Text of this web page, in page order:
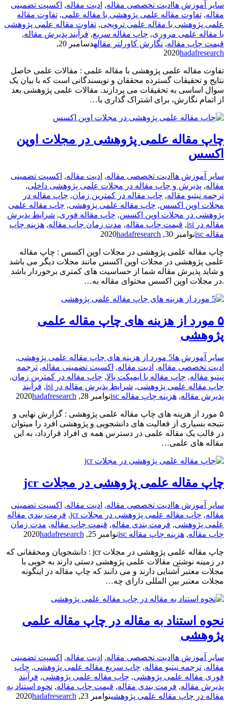
سایر آموزش ها ادیت تخصصی مقاله, ادیت مقاله, اکسپت تضمینی
مقاله, تفاوت مقاله علمی پژوهشی با مقاله علمی, تفاوت مقاله
علمی پژوهشی با مقاله علمی ترویجی, تفاوت مقاله علمی پژوهشی
با مقاله علمی مروری, چاپ مقاله سریع, فرآیند پذیرش مقاله,
قیمت چاپ مقاله, نگارش کاورلتر مقاله
دسامبر 20,
2020hadafresearch
تفاوت مقاله علمی پژوهشی با مقاله علمی : مقالات علمی حاصل
نتایج و تحقیقات گسترده محققان و نویسندگانی است که با بیان یک
سوال اساسی به تحقیقات می پردازند. مقالات علمی پژوهشی بعد
از اتمام نگارش، برای اشتراک گذاری با…
چاپ مقاله علمی پژوهشی در مجلات اوپن
اکسس
سایر آموزش ها ادیت تخصصی مقاله, ادیت مقاله, اکسپت تضمینی
مقاله, پذیرش و چاپ مقاله در مجلات علمی پژوهشی داخلی,
ترجمه نیتیو مقاله, چاپ مقاله در کمترین زمان, چاپ مقاله در
مجلات اوپن اکسس, چاپ مقاله علمی پژوهشی, چاپ مقاله علمی
پژوهشی در مجلات اوپن اکسس, چاپ مقاله فوری, شرایط پذیرش
مقاله در isi
, قیمت چاپ مقاله, مدت زمان چاپ مقاله, هزینه چاپ
مقاله isc
نوامبر 30, 2020 hadafresearch
چاپ مقاله علمی پژوهشی در مجلات اوپن اکسس : چاپ مقاله
علمی پژوهشی در مجلات اوپن اکسس مانند مجلات دیگر می باشد
و شاید پذیرش مقاله شما از حساسیت های کمتری برخوردار باشد
.در مجلات اوپن اکسس محتوای مقاله به…
۵ مورد از هزینه های چاپ مقاله علمی
پژوهشی
سایر آموزش ها5 مورد از هزینه های چاپ مقاله علمی پژوهشی
,
ادیت تخصصی مقاله, ادیت مقاله, اکسپت تضمینی مقاله, ترجمه
نیتیو مقاله, چاپ مقاله با ایمپکت بالا, چاپ مقاله در کمترین زمان,
چاپ مقاله علمی پژوهشی, شرایط پذیرش مقاله در isi , فرآیند
پذیرش مقاله, هزینه چاپ مقاله isc نوامبر 28, 2020 hadafresearch
۵ مورد از هزینه های چاپ مقاله علمی پژوهشی : گزارش نهایی و
نتبجه بسیاری از فعالیت های دانشجویی و پژوهشی افرد را میتوان
در قالب یک مقاله علمی در دسترس همه ی افراد قرارداد، به این
مقاله های علمی…
چاپ مقاله علمی پژوهشی در مجلات jcr
سایر آموزش ها ادیت تخصصی مقاله, ادیت مقاله, اکسپت تضمینی
مقاله, چاپ مقاله علمی پژوهشی در مجلات jcr , فرمت بندی مقاله
علمی پژوهشی, فرمت­ بندی مقاله, قیمت چاپ مقاله, مدت زمان
چاپ مقاله, هزینه چاپ مقاله isc نوامبر 25, 2020 hadafresearch
چاپ مقاله علمی پژوهشی در مجلات jcr : دانشجویان ومحققانی که
در زمینه نوشتن مقالات علمی پژوهشی دستی دارند به خوبی با
مجلات معتبر آشنایی دارند و می دانند که چاپ مقاله در اینگونه
مجلات معتبر بین المللی دارای چه…
نحوه استناد به مقاله در چاپ مقاله علمی
پژوهشی
سایر آموزش ها ادیت تخصصی مقاله, ادیت مقاله, اکسپت تضمینی
مقاله, ترجمه نیتیو مقاله, چاپ سریع مقاله علمی پژوهشی, چاپ
فوری مقاله علمی پژوهشی, چاپ مقاله علمی پژوهشی, فرآیند
پذیرش مقاله, فرمت­ بندی مقاله, قیمت چاپ مقاله, نحوه استناد به
مقاله در چاپ مقاله علمی پژوهشینوامبر 23, 2020 hadafresearch